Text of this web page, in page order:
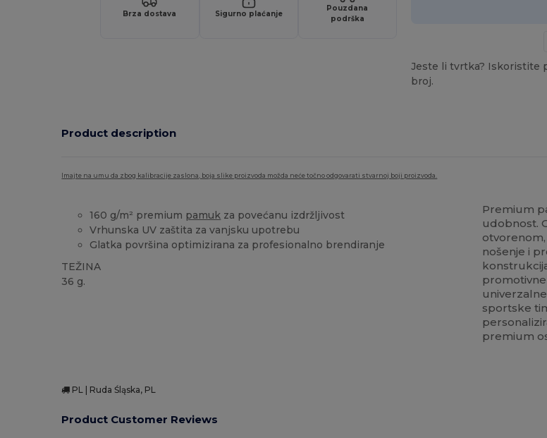
Brza dostava Sigurno plaćanje
Pouzdana
podrška
Jeste li tvrtka? Iskoristite
broj.
Product description
Imajte na umu da zbog kalibracije zaslona, boja slike proizvoda možda neće točno odgovarati stvarnoj boji proizvoda.
160 g/m² premium pamuk za povećanu izdržljivost
Vrhunska UV zaštita za vanjsku upotrebu
Glatka površina optimizirana za profesionalno brendiranje
TEŽINA
36 g.
Premium
udobnost.
nošenje i
sportske
premium
PL | Ruda Śląska, PL
Product Customer Reviews